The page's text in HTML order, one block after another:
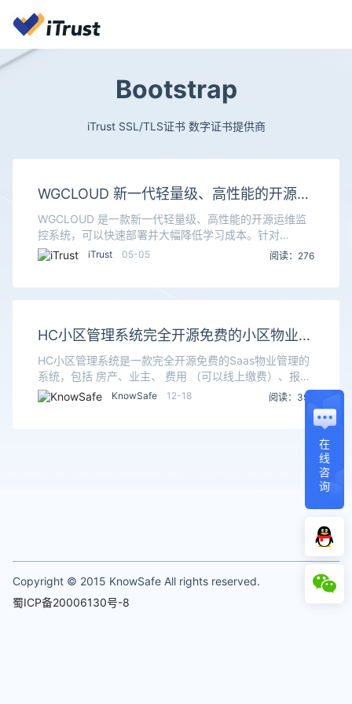
Bootstrap
iTrust SSL/TLS证书 数字证书提供商
WGCLOUD 新一代轻量级、高性能的开源运
维监控系统
WGCLOUD 是一款新一代轻量级、高性能的开源运维监
控系统，可以快速部署并大幅降低学习成本。针对
CPU、内存、磁盘等硬件指标及应用状态全面监控，同时
iTrust 05-05 阅读：276
HC小区管理系统完全开源免费的小区物业管
理系统
HC小区管理系统是一款完全开源免费的Saas物业管理的
系统，包括 房产、业主、 费用 （可以线上缴费）、报修
（可以线上报修）、投诉建议、采购、巡检、停车、门
KnowSafe 12-18 阅读：395
在
线
咨
询
Copyright © 2015 KnowSafe All rights reserved.
蜀ICP备20006130号-8